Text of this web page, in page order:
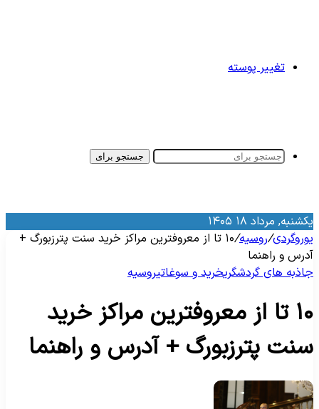
تغییر پوسته
جستجو برای
مرداد ۱۸ ۱۴۰۵
/روسیه/ ۱۰ تا از معروفترین مراکز خرید سنت پترزبورگ +
و راهنما
های گردشگریخرید و سوغاتیروسیه
۱۰ تا از معروفترین مراکز خرید
پترزبورگ + آدرس و راهنما